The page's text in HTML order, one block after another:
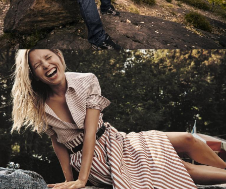
Смотреть проект
Имиджевый сайт для сети магазинов
Soho Project
Смотреть проект